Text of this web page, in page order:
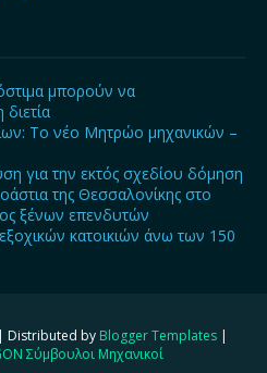
μπορούν να
Το νέο Μητρώο μηχανικών –
για την εκτός σχεδίου δόμηση
της Θεσσαλονίκης στο
ξένων επενδυτών
κατοικιών άνω των 150
| Distributed by Blogger Templates |
Σύμβουλοι Μηχανικοί